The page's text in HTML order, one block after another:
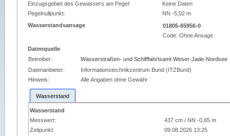
Einzugsgebiet des Gewässers am Pegel:
Keine Daten
Pegelnullpunkt:
NN -5,02 m
Wasserstandsansage
01805-65956-0
Code:Ohne Ansage
Datenquelle
Betreiber:
Wasserstraßen- und Schifffahrtsamt Weser-Jade-Nordsee
Datenanbieter:
Informationstechnikzentrum Bund (ITZBund)
Hinweis:
Alle Angaben ohne Gewähr
Wasserstand
Wasserstand
Messwert:
437 cm / NN -0,65 m
Zeitpunkt:
09.08.2026 13:25